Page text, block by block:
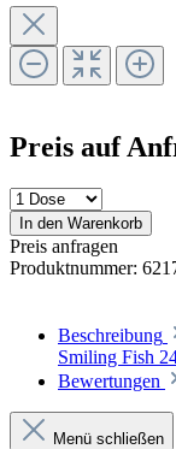
Preis auf
In den Warenkorb
Preis anfragen
Produktnummer:
Beschreibung
Smiling Fish
Bewertungen
Menü schließen